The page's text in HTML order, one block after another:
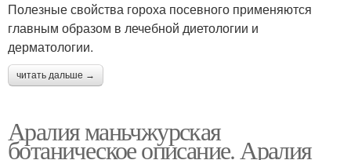
Полезные свойства гороха посевного применяются
главным образом в лечебной диетологии и
дерматологии.
читать дальше →
Аралия маньчжурская
ботаническое описание. Аралия